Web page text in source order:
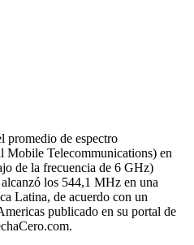
promedio de espectro
Telecommunications) en
de la frecuencia de 6 GHz)
los 544,1 MHz en una
Latina, de acuerdo con un
publicado en su portal de